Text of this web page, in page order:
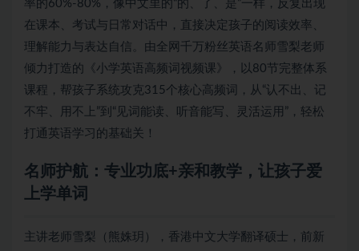
率的60%-80%，像中文里的“的、了、是”一样，反复出现
在课本、考试与日常对话中，直接决定孩子的阅读效率、
理解能力与表达自信。由全网千万粉丝英语名师雪梨老师
倾力打造的《小学英语高频词视频课》，以80节完整体系
课程，帮孩子系统攻克315个核心高频词，从“认不出、记
不牢、用不上”到“见词能读、听音能写、灵活运用”，轻松
打通英语学习的基础关！
名师护航：专业功底+亲和教学，让孩子爱
上学单词
主讲老师雪梨（熊姝玥），香港中文大学翻译硕士，前新